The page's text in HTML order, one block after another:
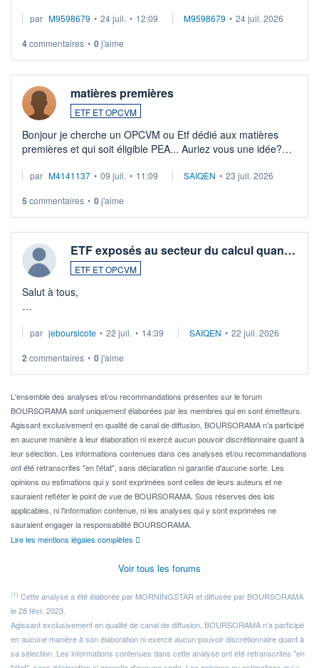
veux procéder à la vente, on me signale ...
par M9598679 • 24 juil. • 12:09 M9598679 • 24 juil. 2026
4commentaires • 0j'aime
matières premières
ETF ET OPCVM
Bonjour je cherche un OPCVM ou Etf dédié aux matières
premières et qui soit éligible PEA... Auriez vous une idée?
par M4141137 • 09 juil. • 11:09 SAIQEN • 23 juil. 2026
5 commentaires • 0j'aime
ETF exposés au secteur du calcul quan…
ETF ET OPCVM
Salut à tous,
via un ETF plutôt que des actions individuelles.
Idéalement, je voudrais qu'il soit éligible au PEA.
Pour l' ...
par jeboursicote • 22 juil. • 14:39 SAIQEN • 22 juil. 2026
2 commentaires • 0j'aime
L'ensemble des analyses et/ou recommandations présentes sur le forum
BOURSORAMA sont uniquement élaborées par les membres qui en sont émetteurs.
Agissant exclusivement en qualité de canal de diffusion, BOURSORAMA n'a participé
en aucune manière à leur élaboration ni exercé aucun pouvoir discrétionnaire quant à
leur sélection. Les informations contenues dans ces analyses et/ou recommandations
ont été retranscrites "en l'état", sans déclaration ni garantie d'aucune sorte. Les
opinions ou estimations qui y sont exprimées sont celles de leurs auteurs et ne
sauraient refléter le point de vue de BOURSORAMA. Sous réserves des lois
applicables, ni l'information contenue, ni les analyses qui y sont exprimées ne
sauraient engager la responsabilité BOURSORAMA.
Lire les mentions légales complètes
Voir tous les forums
(1) Cette analyse a été élaborée par MORNINGSTAR et diffusée par BOURSORAMA
le 28 févr. 2023.
Agissant exclusivement en qualité de canal de diffusion, BOURSORAMA n'a participé
en aucune manière à son élaboration ni exercé aucun pouvoir discrétionnaire quant à
sa sélection. Les informations contenues dans cette analyse ont été retranscrites "en